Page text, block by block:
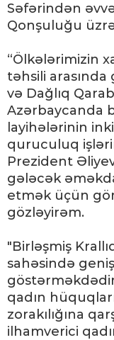
Səfərindən
Qonşuluğu
“Ölkələrimizin
təhsili
və Dağlıq
Azərbaycanda
layihələrinin
quruculuq
Prezident
gələcək
etmək üçün
gözləyirəm.
"Birləşmiş
sahəsində
qadın
zorakılığına
ilhamverici